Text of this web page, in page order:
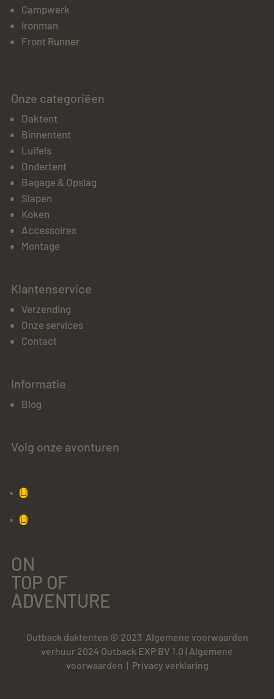
Campwerk
Ironman
Front Runner
Onze categoriëen
Daktent
Binnentent
Luifels
Ondertent
Bagage & Opslag
Slapen
Koken
Accessoires
Montage
Klantenservice
Verzending
Onze services
Contact
Informatie
Blog
Volg onze avonturen
ON
TOP OF
ADVENTURE
Outback daktenten © 2023 Algemene voorwaarden
verhuur 2024 Outback EXP BV 1.0 | Algemene
voorwaarden | Privacy verklaring